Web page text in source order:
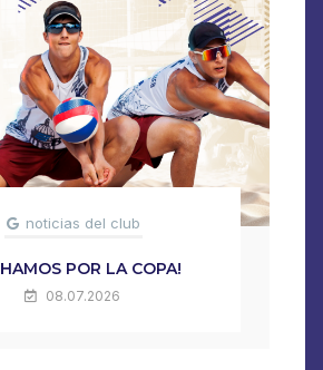
noticias del club
POR LA COPA!
08.07.2026